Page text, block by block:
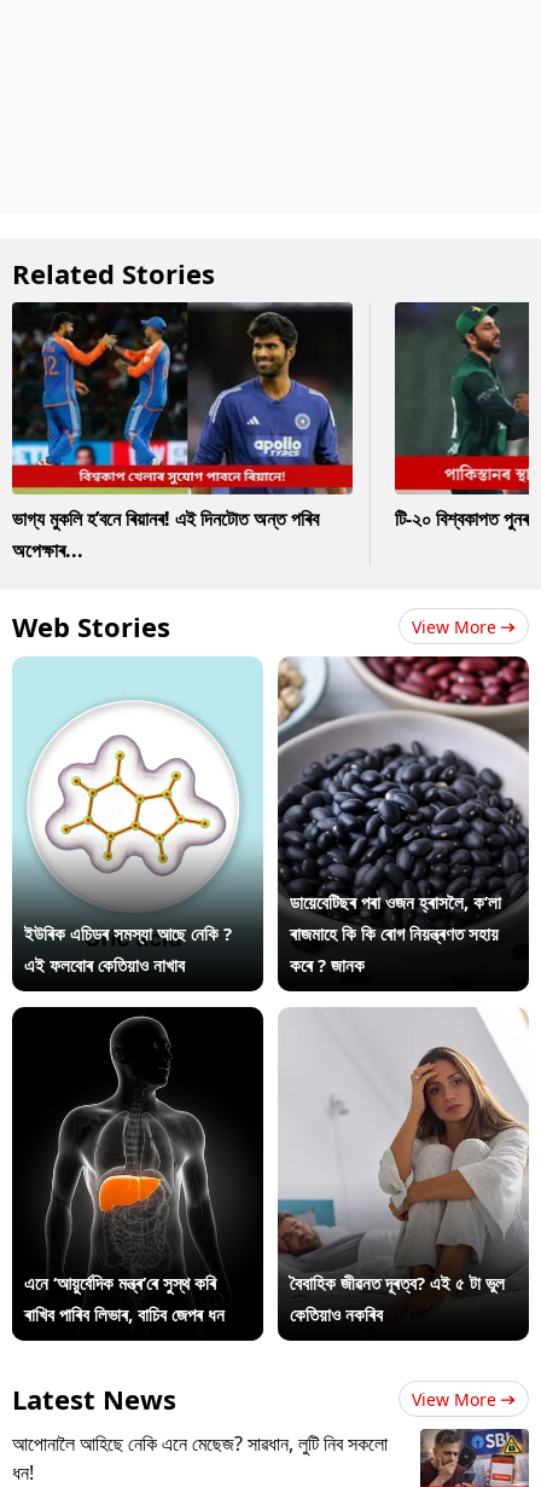
Related Stories
ভাগ্য মুকলি হ’বনে ৰিয়ানৰ! এই দিনটোত অন্ত পৰিব
অপেক্ষাৰ...
টি-২০ বিশ্বকাপত পুনৰ
Web Stories View More
ইউৰিক এচিডৰ সমস্যা আছে নেকি ?
এই ফলবোৰ কেতিয়াও নাখাব
ডায়েবেটিছৰ পৰা ওজন হ্ৰাসলৈ, ক’লা
ৰাজমাহে কি কি ৰোগ নিয়ন্ত্ৰণত সহায়
কৰে ? জানক
এনে ‘আয়ুৰ্বেদিক মন্ত্ৰ’ৰে সুস্থ কৰি
ৰাখিব পাৰিব লিভাৰ, বাচিব জেপৰ ধন
বৈবাহিক জীৱনত দূৰত্ব? এই ৫ টা ভুল
কেতিয়াও নকৰিব
Latest News View More
আপোনালৈ আহিছে নেকি এনে মেছেজ? সাৱধান, লুটি নিব সকলো
ধন!